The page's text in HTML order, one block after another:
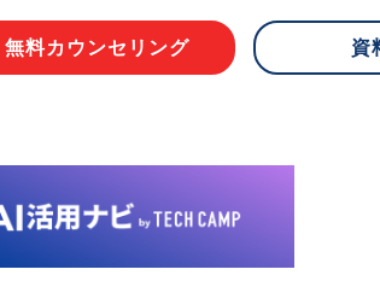
6. 個人情報の開示等の請求 ご本人様は、当社に対してご
情報の開示等(利用目的の通知、開示、内容の訂正・追
す。ただし、申請が本人確認が不可能な場合や、個人情
す。 なお、アクセスログなどの個人情報以外の情報につ
無料カウンセリング 資